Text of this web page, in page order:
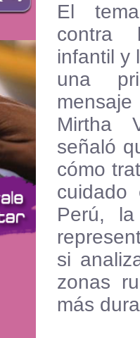
El
contra
infantil y
una
Mirtha
señaló
cómo
Perú,
si
zonas
más